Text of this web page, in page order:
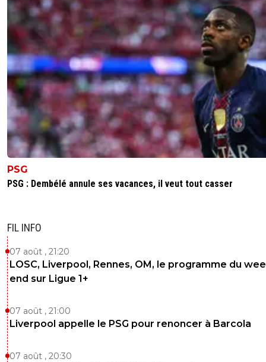
PSG
PSG : Dembélé annule ses vacances, il veut tout casser
FIL INFO
07 août , 21:20
LOSC, Liverpool, Rennes, OM, le programme du
end sur Ligue 1+
07 août , 21:00
Liverpool appelle le PSG pour renoncer à Barcola
07 août , 20:30